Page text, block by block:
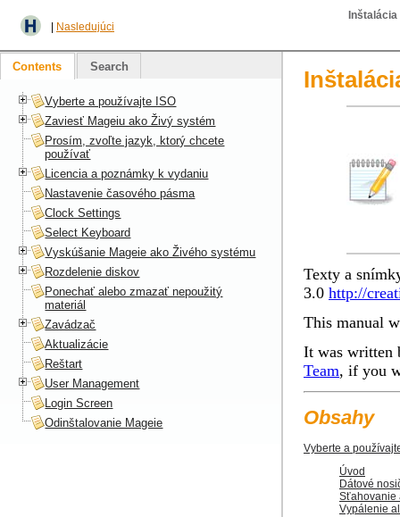
Nasledujúci
Texty a
3.0 http://
This manual
It was written
Team, if you
Obsahy
Vyberte a
Úvod
Dátové
Sťahovanie
Vypálenie
Contents Search
Vyberte a používajte ISO
Zaviesť Mageiu ako Živý systém
Prosím, zvoľte jazyk, ktorý chcete
používať
Licencia a poznámky k vydaniu
Nastavenie časového pásma
Clock Settings
Select Keyboard
Vyskúšanie Mageie ako Živého systému
Rozdelenie diskov
Ponechať alebo zmazať nepoužitý
materiál
Zavádzač
Aktualizácie
Reštart
User Management
Login Screen
Odinštalovanie Mageie